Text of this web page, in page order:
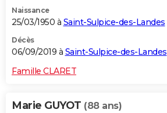
Naissance
25/03/1950 à Saint-Sulpice-des-Landes
Décès
06/09/2019 à Saint-Sulpice-des-Landes
Famille CLARET
Marie GUYOT (88 ans)